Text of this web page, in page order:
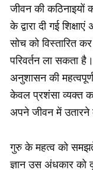
जीवन की कठिनाइयों
के द्वारा दी गई
सोच को विस्तारित
परिवर्तन ला सकता
अनुशासन की
केवल प्रशंसा व्यक्त
अपने जीवन में उतारने
गुरु के महत्व को
ज्ञान उस अंधकार को